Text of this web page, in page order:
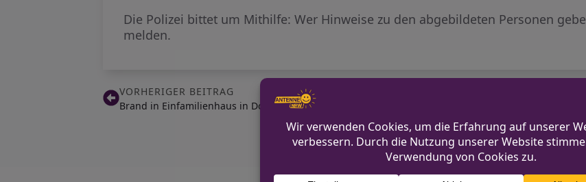
Die Polizei bittet um Mithilfe: Wer Hinweise zu den abgebildeten Personen
melden.
VORHERIGER BEITRAG
Brand in Einfamilienhaus in Dortmund-Syburg
Neukirchen-